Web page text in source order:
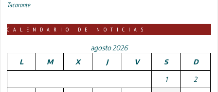
Tacoronte
CALENDARIO DE NOTICIAS
agosto 2026
L
M X J V S D
1 2